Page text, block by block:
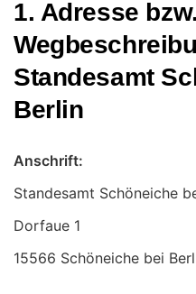
1. Adresse
Standesamt
Berlin
Anschrift:
Standesamt Schöneiche
15566 Schöneiche bei